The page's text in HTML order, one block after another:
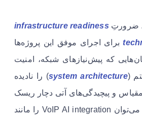
ضرورتِ infrastructure readiness
برای اجرای موفق این پروژه‌ها
که پیش‌نیازهای شبکه، امنیت
(
system architecture) را نادیده
مقیاس و پیچیدگی‌های آتی دچار ریسک
می‌شوند. برای مثال، می‌توان VoIP AI integration را مانند